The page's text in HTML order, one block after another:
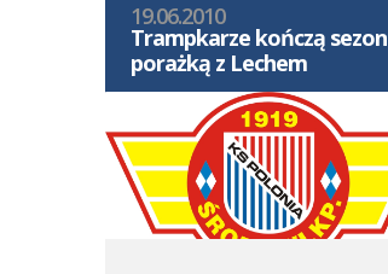
19.06.2010
Trampkarze kończą sezon
porażką z Lechem